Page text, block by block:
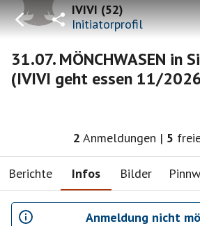
IVIVI(52)
Initiatorprofil
31.07. MÖNCHWASEN in
(IVIVI geht essen 11/
2 Anmeldungen | 5
Berichte Infos Bilder
Anmeldung nicht